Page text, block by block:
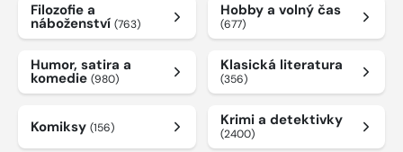
Filozofie a
náboženství (763)
Hobby a volný čas
(677)
Humor, satira a
komedie (980)
Klasická literatura
(356)
Komiksy (156) Krimi a detektivky
(2400)